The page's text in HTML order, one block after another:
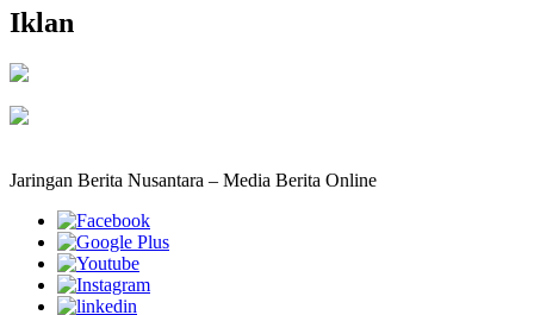
Iklan
Jaringan Berita Nusantara – Media Berita Online